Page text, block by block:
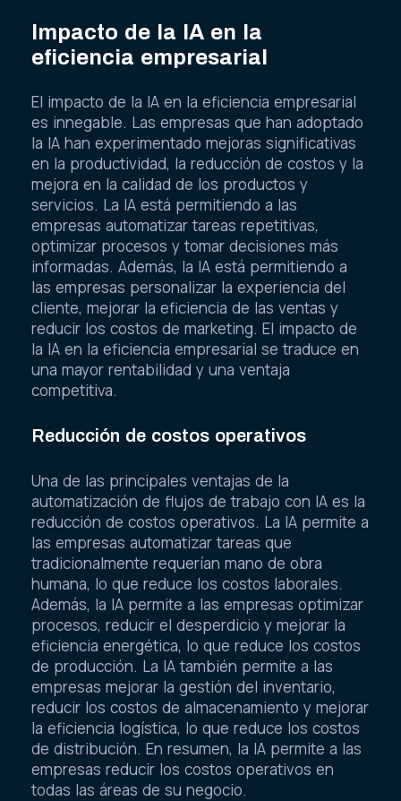
Impacto de la IA en la
eficiencia empresarial
El impacto de la IA en la eficiencia empresarial
es innegable. Las empresas que han adoptado
la IA han experimentado mejoras significativas
en la productividad, la reducción de costos y la
mejora en la calidad de los productos y
servicios. La IA está permitiendo a las
empresas automatizar tareas repetitivas,
optimizar procesos y tomar decisiones más
informadas. Además, la IA está permitiendo a
las empresas personalizar la experiencia del
cliente, mejorar la eficiencia de las ventas y
reducir los costos de marketing. El impacto de
la IA en la eficiencia empresarial se traduce en
una mayor rentabilidad y una ventaja
competitiva.
Reducción de costos operativos
Una de las principales ventajas de la
automatización de flujos de trabajo con IA es la
reducción de costos operativos. La IA permite a
las empresas automatizar tareas que
tradicionalmente requerían mano de obra
humana, lo que reduce los costos laborales.
Además, la IA permite a las empresas optimizar
procesos, reducir el desperdicio y mejorar la
eficiencia energética, lo que reduce los costos
de producción. La IA también permite a las
empresas mejorar la gestión del inventario,
reducir los costos de almacenamiento y mejorar
la eficiencia logística, lo que reduce los costos
de distribución. En resumen, la IA permite a las
empresas reducir los costos operativos en
todas las áreas de su negocio.